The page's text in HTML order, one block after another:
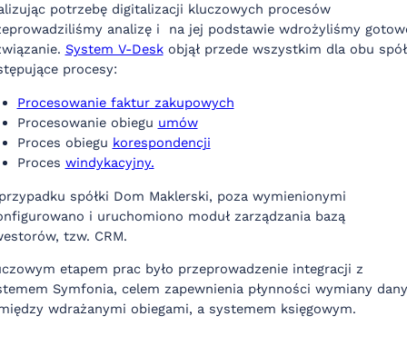
potrzebę digitalizacji kluczowych procesów
analizę i na jej podstawie wdrożyliśmy
System V-Deskobjął przede wszystkim dla obu
procesy:
Procesowanie faktur zakupowych
Procesowanie obiegu umów
Proces obiegu korespondencji
Proces windykacyjny.
spółki Dom Maklerski, poza wymienionymi
i uruchomiono moduł zarządzania bazą
tzw. CRM.
etapem prac było przeprowadzenie integracji z
Symfonia, celem zapewnienia płynności wymiany
wdrażanymi obiegami, a systemem księgowym.